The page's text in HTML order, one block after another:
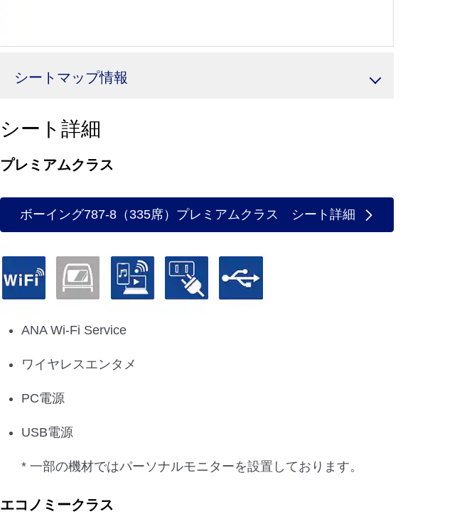
シートマップ情報
シート詳細
プレミアムクラス
ボーイング787-8（335席）プレミアムクラス シート詳細
ANA Wi-Fi Service
ワイヤレスエンタメ
PC電源
USB電源
* 一部の機材ではパーソナルモニターを設置しております。
エコノミークラス